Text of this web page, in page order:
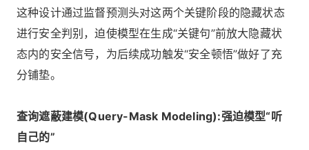
这种设计通过监督预测头对这两个关键阶段的隐藏状态
进行安全判别，迫使模型在生成“关键句”前放大隐藏状
态内的安全信号，为后续成功触发“安全顿悟”做好了充
分铺垫。
查询遮蔽建模(Query-Mask Modeling):强迫模型“听
自己的”